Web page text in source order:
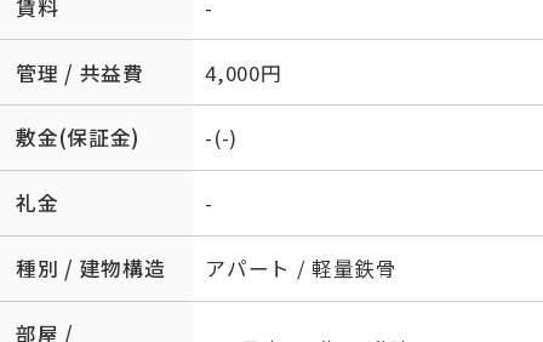
賃料 -
管理 / 共益費 4,000円
敷金(保証金) -(-)
礼金 -
種別 / 建物構造 アパート / 軽量鉄骨
部屋 /